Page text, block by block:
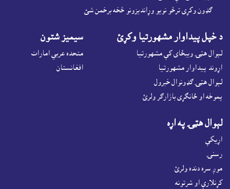
ګډون وکړى ترڅو نويو وړانديزونو څخه برخمن شئ
د خپل پيداوار مشهورتيا وکړئ
لېوال هټۍ ويبځاى کې مشهورتيا
اړوند پيداوار مشهورتيا
لېوال هټۍ ګډونوال خبرول
پموخه او ځانګړى بازارګر ولرئ
سيميز شتون
متحده عربي امارات
افغانستان
لېوال هټۍ په اړه
اړيکې
رسنۍ
موږ سره دنده ولرئ
کړنلارې او شرتونه